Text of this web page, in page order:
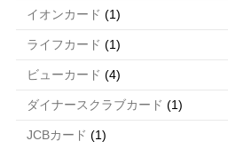
イオンカード (1)
ライフカード (1)
ビューカード (4)
ダイナースクラブカード (1)
JCBカード (1)